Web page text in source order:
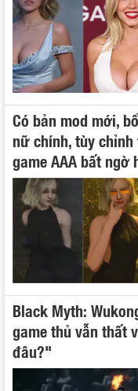
Có bản mod mới,
nữ chính, tùy
game AAA bất ngờ
Black Myth:
game thủ vẫn thất
đâu?"